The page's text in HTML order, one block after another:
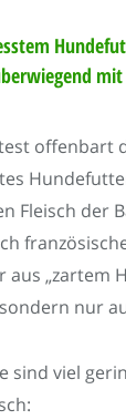
offenbart
Fleisch der
aus „zartem
nur
sind viel